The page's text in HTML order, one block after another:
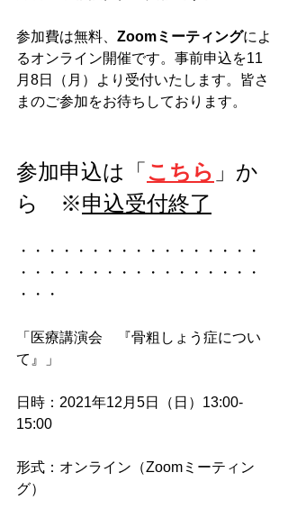
参加費は無料、 Zoomミーティングによ
るオンライン開催です。事前申込を11
月8日（月）より受付いたします。皆さ
まのご参加をお待ちしております。
参加申込は「 こちら 」か
ら　※申込受付終了
・・・・・・・・・・・・・・・・・
・・・・・・・・・・・・・・・・・
・・・
「医療講演会　『骨粗しょう症につい
て』」
日時：2021年12月5日（日）13:00-
15:00
形式：オンライン（Zoomミーティン
グ）